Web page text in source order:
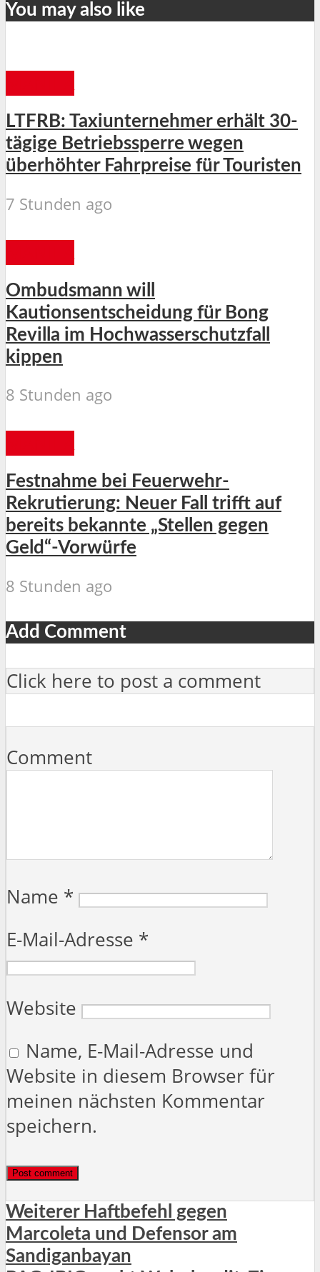
You may also like
LTFRB: Taxiunternehmer erhält 30-
tägige Betriebssperre wegen
überhöhter Fahrpreise für Touristen
7 Stunden ago
Ombudsmann will
Kautionsentscheidung für Bong
Revilla im Hochwasserschutzfall
kippen
8 Stunden ago
Festnahme bei Feuerwehr-
Rekrutierung: Neuer Fall trifft auf
bereits bekannte „Stellen gegen
Geld“-Vorwürfe
8 Stunden ago
Add Comment
Click here to post a comment
Comment
Name *
E-Mail-Adresse *
Website
Name, E-Mail-Adresse und
Website in diesem Browser für
meinen nächsten Kommentar
speichern.
Weiterer Haftbefehl gegen
Marcoleta und Defensor am
Sandiganbayan